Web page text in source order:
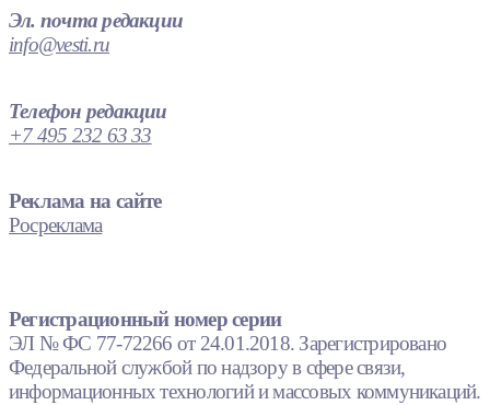
Эл. почта редакции
info@vesti.ru
Телефон редакции
+7 495 232 63 33
Реклама на сайте
Росреклама
Регистрационный номер серии
ЭЛ № ФС 77-72266 от 24.01.2018. Зарегистрировано
Федеральной службой по надзору в сфере связи,
информационных технологий и массовых коммуникаций.